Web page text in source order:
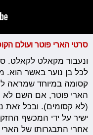
סרטי הארי פוטר ועולם
ונעבור מקאלט לקאלט.
לכל בן נוער באשר הוא.
קסומה במיוחד שמראה
הארי פוטר, אם השם לא
(לא קסומים). ובכל זאת
ישיר על ידי המכשף
אחרי התבגרותו של הארי